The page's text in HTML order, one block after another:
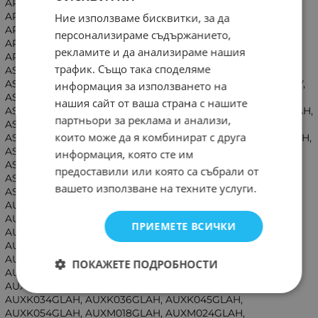
ARXC72GBTH, ARXC90GBTH, ARXC96GATH, ARXD04GALH,
ARXD07GALH, ARXD09GALH, ARXD12GALH, ARXD14GALH,
ARXD18GALH, ARXD24GALH, ARXK04GCLH, ARXK07GCLH,
ARXK09GCLH, ARXK12GCLH, ARXK14GCLH, ARXK18GCLH,
ARXK24GCLH, ASHA09LEC, ASHA12LEC, ASHA12LGC,
ASHA14LCC, ASHA14LGC, ASHA18LEC, ASHG07L, ASHG09L,
ASHG12L, ASHG14L, AST18LSBCW, ASU12RLS3Y, ASU15RLS3Y,
ASU18RLF, ASU18RLQ, ASU9RLS3Y, ASYA004GTAH,
ASYA007GTAH, ASYA009GTAH, ASYA012GCAH, ASYA014GCAH,
ASYA030GTAH, ASYA034GTAH, ASYA18GBCH, ASYA18LACM,
ASYA24GBCH, ASYE004GTAH, ASYE007GTAH, ASYE009GTAH,
ASYE012GCAH, ASYE014GCAH, ASYG07LUCA, ASYG09LECA,
ASYG09LLC, ASYG09LLCA, ASYG09LTCA, ASYG09LTCB,
ASYG09LU, ASYG09LUCA, ASYG12LMC, ASYG12LUCA,
ASYG7LMC, AUXA18GALH, AUXA24GALH, AUXA30GALH,
AUXA30L, AUXA34GALH, AUXA36GALH, AUXA36L,
AUXA45GALH, AUXA45L, AUXA54GALH, AUXA54L,
AUXB04GBLH, AUXB07GALH, AUXB07L, AUXB09GALH,
AUXB09L, AUXB12GALH, AUXB14GALH, AUXB14L,
AUXB18GALH, AUXB18L, AUXB24GALH, AUXB24L,
AUXD18GALH, AUXD18L, AUXD24GALH, AUXD24L,
AUXK018GLAH, AUXK024GLAH, AUXK030GLAH,
AUXK034GLAH, AUXK036GLAH, AUXK045GLAH,
AUXK054GLAH, AUXM018GLAH, AUXM024GLAH,
Ние използваме бисквитки, за да
персонализираме съдържанието,
рекламите и да анализираме нашия
трафик. Също така споделяме
информация за използването на
нашия сайт от ваша страна с нашите
партньори за реклама и анализи,
които може да я комбинират с друга
информация, която сте им
предоставили или която са събрали от
вашето използване на техните услуги.
ПРИЕМЕТЕ ВСИЧКИ
ПОКАЖЕТЕ ПОДРОБНОСТИ